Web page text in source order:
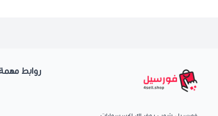
روابط